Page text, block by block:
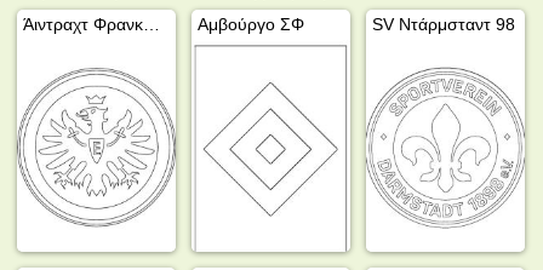
Αμβούργο ΣΦ SV Ντάρμσταντ 98